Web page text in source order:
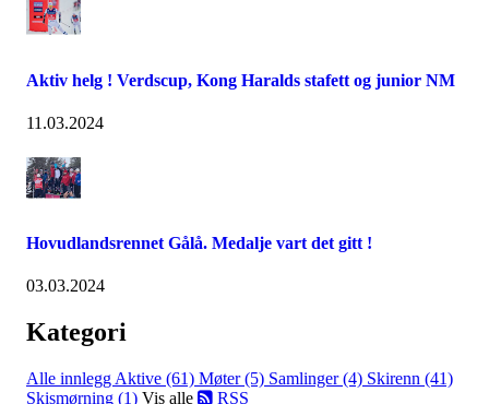
Aktiv helg ! Verdscup, Kong Haralds stafett og junior NM
11.03.2024
Hovudlandsrennet Gålå. Medalje vart det gitt !
03.03.2024
Kategori
Alle innlegg Aktive (61) Møter (5) Samlinger (4) Skirenn (41)
Skismørning (1) Vis alle RSS